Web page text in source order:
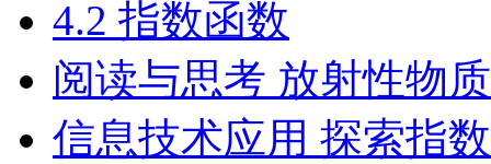
4.2 指数函数
阅读与思考 放射性物
信息技术应用 探索指